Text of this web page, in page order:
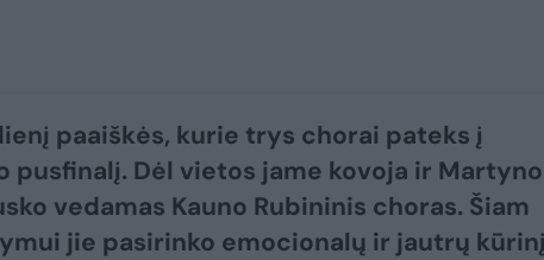
paaiškės, kurie trys chorai pateks į
pusfinalį. Dėl vietos jame kovoja ir Martyno
vedamas Kauno Rubininis choras. Šiam
jie pasirinko emocionalų ir jautrų